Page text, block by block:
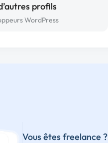
profils
WordPress
Vous êtes freelance ?